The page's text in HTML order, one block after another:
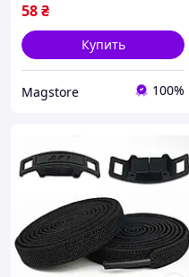
58₴
Купить
Magstore 100%